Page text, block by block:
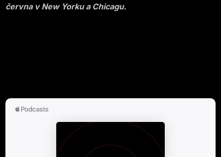
června v New Yorku a Chicagu.